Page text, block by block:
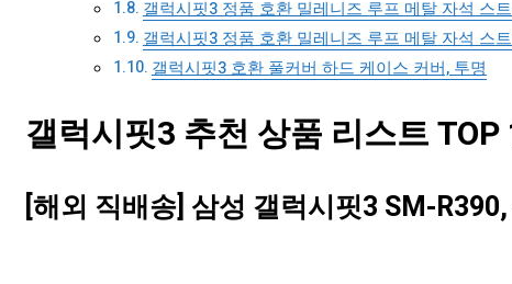
갤럭시핏3 정품 호환 밀레니즈 루프 메탈 자석 스
갤럭시핏3 정품 호환 밀레니즈 루프 메탈 자석 스
갤럭시핏3 호환 풀커버 하드 케이스 커버, 투명
갤럭시핏3 추천 상품 리스트 TOP
[해외 직배송] 삼성 갤럭시핏3 SM-